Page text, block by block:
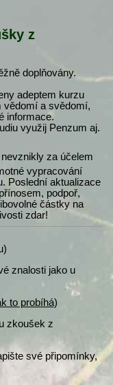
z
doplňovány.
adeptem kurzu
vědomí a svědomí,
informace.
využij Penzum aj.
nevznikly za účelem
vypracování
Poslední aktualizace
podpoř,
částky na
zdar!
znalosti jako u
to probíhá)
zkoušek z
své připomínky,